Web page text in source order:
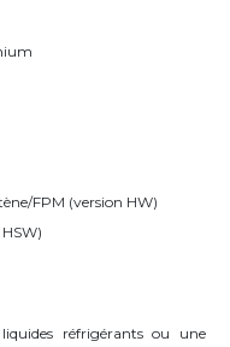
FPM (version HW)
réfrigérants ou une